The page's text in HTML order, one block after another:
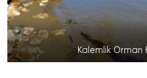
Kalemlik Orman